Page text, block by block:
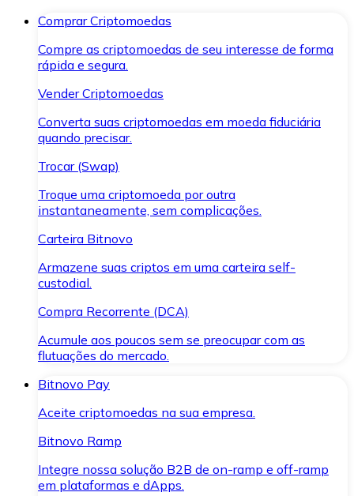
Comprar Criptomoedas
Compre as criptomoedas de seu interesse de forma
rápida e segura.
Vender Criptomoedas
Converta suas criptomoedas em moeda fiduciária
quando precisar.
Trocar (Swap)
Troque uma criptomoeda por outra
instantaneamente, sem complicações.
Carteira Bitnovo
Armazene suas criptos em uma carteira self-
custodial.
Compra Recorrente (DCA)
Acumule aos poucos sem se preocupar com as
flutuações do mercado.
Bitnovo Pay
Aceite criptomoedas na sua empresa.
Bitnovo Ramp
Integre nossa solução B2B de on-ramp e off-ramp
em plataformas e dApps.